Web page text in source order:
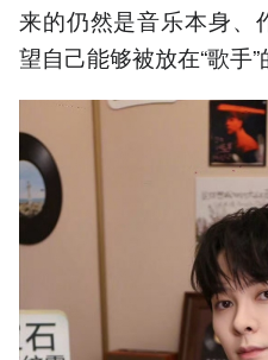
来的仍然是音乐本身、
望自己能够被放在“歌手”